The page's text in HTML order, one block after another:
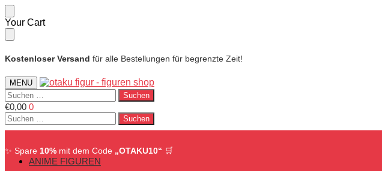
Skip
to
navigation
Skip
to
content
Your Cart
Kostenloser Versand für alle Bestellungen für begrenzte Zeit!
MENU
Suchen
nach:
€0,00 0
Suchen
nach:
ANIME FIGUREN
✨ Spare 10% mit dem Code „OTAKU10“ 🛒